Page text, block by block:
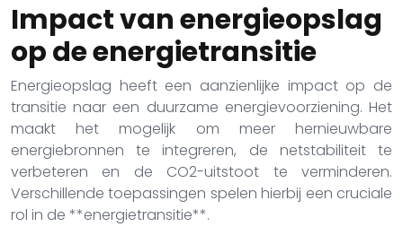
Impact van energieopslag
op de energietransitie
Energieopslag heeft een aanzienlijke impact op de
transitie naar een duurzame energievoorziening. Het
maakt het mogelijk om meer hernieuwbare
energiebronnen te integreren, de netstabiliteit te
verbeteren en de CO2-uitstoot te verminderen.
Verschillende toepassingen spelen hierbij een cruciale
rol in de **energietransitie**.